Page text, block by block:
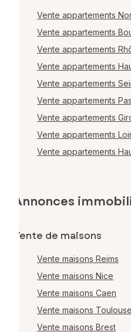
Vente appartements
Vente appartements
Vente appartements
Vente appartements
Vente appartements
Vente appartements
Vente appartements
Vente appartements
Vente appartements
Annonces
Vente de maisons
Vente maisons Reims
Vente maisons Nice
Vente maisons Caen
Vente maisons Toulouse
Vente maisons Brest